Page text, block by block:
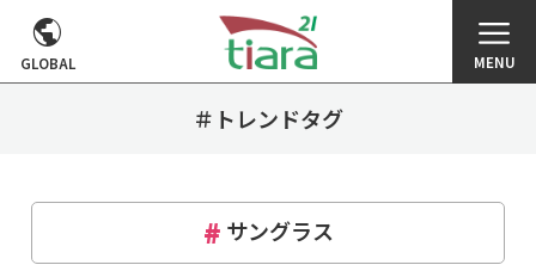
GLOBAL MENU
＃トレンドタグ
サングラス